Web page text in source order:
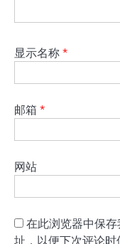
显示名称 *
邮箱 *
网站
在此浏览器中保
址，以便下次评论时